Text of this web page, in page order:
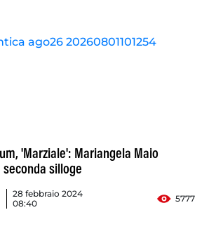
'Marziale': Mariangela Maio
silloge
28 febbraio 2024
08:40
5777